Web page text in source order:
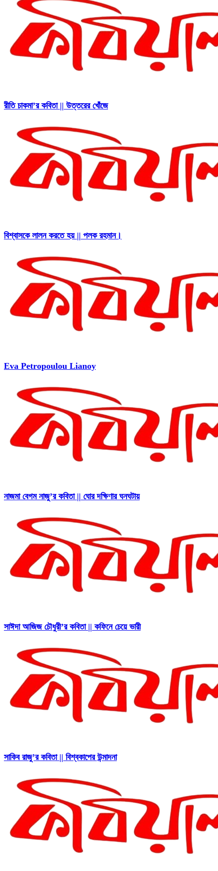
রীতি চাকমা’র কবিতা || উত্তরের খোঁজে
বিশ্বাসকে লালন করতে হয় || পলক রহমান।
Eva Petropoulou Lianoy
নাজমা বেগম নাজু’র কবিতা || ঘোর দক্ষিণার ঘনঘটায়
সাঈদা আজিজ চৌধুরী’র কবিতা || কফিনে চেয়ে ভারী
সাকিব রাজু’র কবিতা || বিশ্বকাপের উন্মাদনা